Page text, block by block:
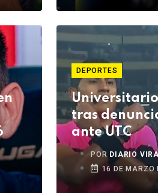
DEPORTES
tras
ante UTC
POR DIARIO
16 DE MARZO